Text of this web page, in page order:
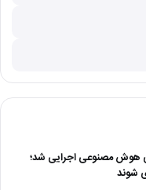
هوش مصنوعی اجرایی شد؛
شوند